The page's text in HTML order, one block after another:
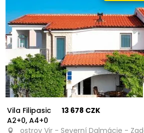
Vila Filipasic
A2+0, A4+0
13 678 CZK
ostrov Vir - Severní Dalmácie -